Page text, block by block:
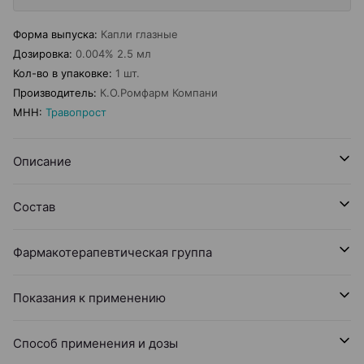
Форма выпуска: Капли глазные
Дозировка: 0.004% 2.5 мл
Кол-во в упаковке: 1 шт.
Производитель: К.О.Ромфарм Компани
МНН: Травопрост
Описание
Состав
Фармакотерапевтическая группа
Показания к применению
Способ применения и дозы